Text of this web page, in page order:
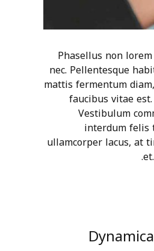
Phasellus non
nec. Pellentesque
mattis fermentum
faucibus vitae
Vestibulum
interdum felis
ullamcorper lacus, at